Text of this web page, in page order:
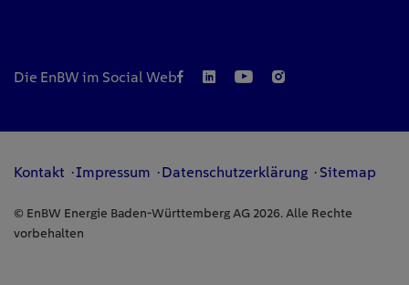
Die EnBW im Social Web
Kontakt Impressum Datenschutzerklärung Sitemap
© EnBW Energie Baden-Württemberg AG 2026. Alle Rechte
vorbehalten